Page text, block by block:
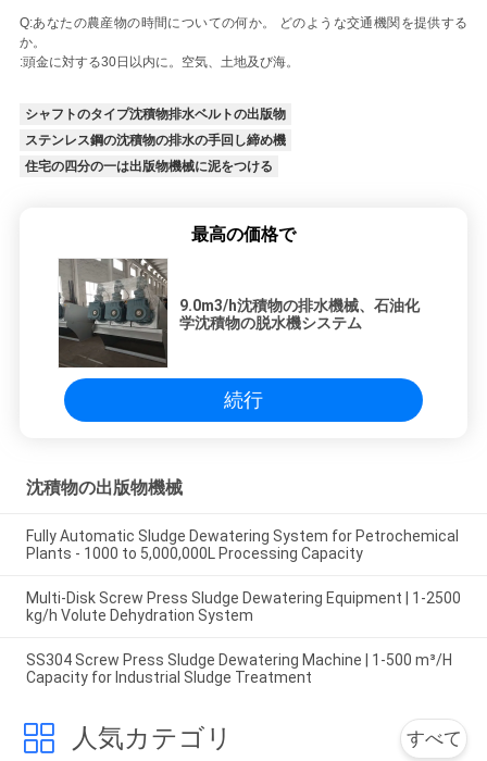
Q:あなたの農産物の時間についての何か。
どのような交通機関を提供する
か。
:頭金に対する30日以内に。空気、土地及び海。
シャフトのタイプ沈積物排水ベルトの出版物
ステンレス鋼の沈積物の排水の手回し締め機
住宅の四分の一は出版物機械に泥をつける
最高の価格で
9.0m3/h沈積物の排水機械、石油化
学沈積物の脱水機システム
続行
沈積物の出版物機械
Fully Automatic Sludge Dewatering System for Petrochemical
Plants - 1000 to 5,000,000L Processing Capacity
Multi-Disk Screw Press Sludge Dewatering Equipment | 1-2500
kg/h Volute Dehydration System
SS304 Screw Press Sludge Dewatering Machine | 1-500 m³/H
Capacity for Industrial Sludge Treatment
人気カテゴリ すべて